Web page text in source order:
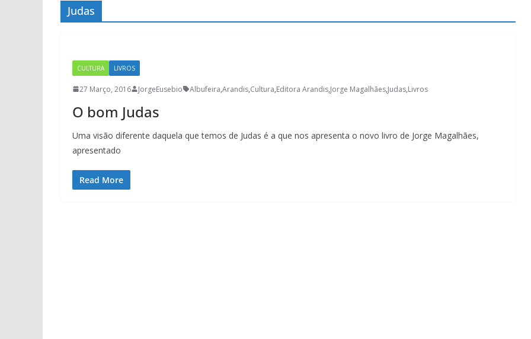
Judas
CULTURA LIVROS
27 Março, 2016 JorgeEusebio Albufeira,Arandis,Cultura,Editora Arandis,Jorge Magalhães,Judas,Livros
O bom Judas
Uma visão diferente daquela que temos de Judas é a que nos apresenta o novo livro de Jorge Magalhães,
apresentado
Read More